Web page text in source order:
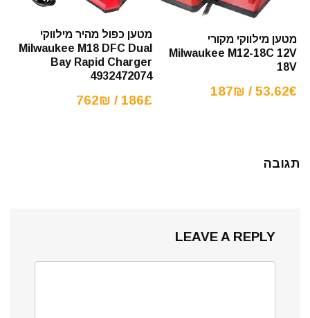
מטען מילווקי מקורי
Milwaukee M12-18C 12V
18V
53.62€ / 187₪
מטען כפול מהיר מילווקי
Milwaukee M18 DFC Dual
Bay Rapid Charger
4932472074
186£ / 762₪
תגובה
LEAVE A REPLY